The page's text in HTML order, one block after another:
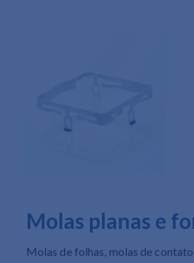
Molas planas e
Molas de folhas, molas de